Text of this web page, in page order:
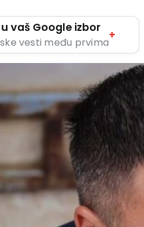
vaš Google izbor
vesti među prvima
+